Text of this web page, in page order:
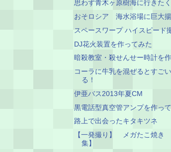
思わず青木ヶ原樹海に行きた
おそロシア 海水浴場に巨大
スペースワープ ハイスピード
DJ花火装置を作ってみた
暗殺教室・殺せんせー時計を
コーラに牛乳を混ぜるとすご
る！
伊亜バス2013年夏CM
黒電話型真空管アンプを作っ
路上で出会ったキタキツネ
【一発撮り】 メガたこ焼き
集】